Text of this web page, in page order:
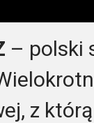
– polski
z którą